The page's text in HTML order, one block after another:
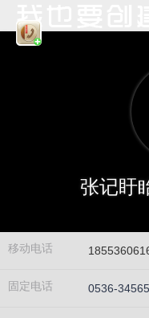
张记盱
移动电话
固定电话 0536-